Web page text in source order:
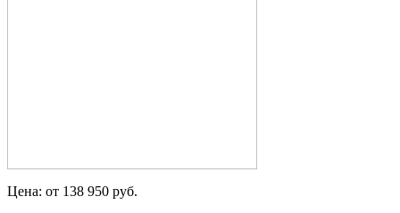
Цена: от 138 950 руб.